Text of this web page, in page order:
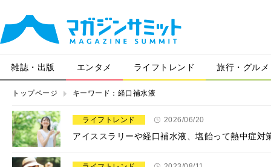
雑誌・出版 エンタメ ライフトレンド 旅行・グルメ
トップページ キーワード：経口補水液
ライフトレンド 2026/06/20
アイススラリーや経口補水液、塩飴って熱中症対